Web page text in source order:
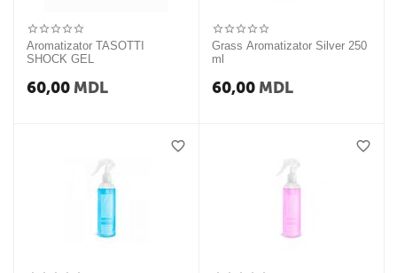
Aromatizator TASOTTI
SHOCK GEL
60,00 MDL
Grass Aromatizator Silver 250
ml
60,00 MDL